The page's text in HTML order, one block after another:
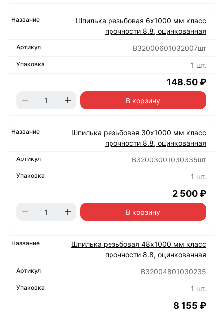
Шпилька резьбовая 6х1000 мм класс
прочности 8.8, оцинкованная
B32000601032007шт
1 шт.
148.50 ₽
В корзину
Шпилька резьбовая 30х1000 мм класс
прочности 8.8, оцинкованная
B32003001030335шт
1 шт.
2 500 ₽
В корзину
Шпилька резьбовая 48х1000 мм класс
прочности 8.8, оцинкованная
B32004801030235
1 шт.
8 155 ₽